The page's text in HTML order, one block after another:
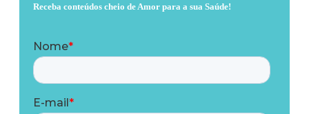
Receba conteúdos cheio de Amor para a sua Saúde!